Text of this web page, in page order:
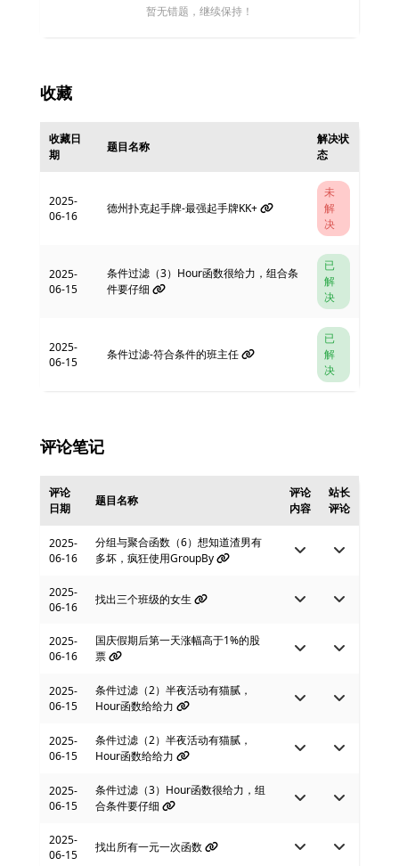
暂无错题，继续保持！
收藏
收藏日
期
题目名称
解决状
态
2025-
06-16
德州扑克起手牌-最强起手牌KK+
未
解
决
2025-
06-15
条件过滤（3）Hour函数很给力，组合条
件要仔细
已
解
决
2025-
06-15
条件过滤-符合条件的班主任
已
解
决
评论笔记
评论
日期
题目名称
评论
内容
站长
评论
2025-
06-16
分组与聚合函数（6）想知道渣男有
多坏，疯狂使用GroupBy
2025-
06-16
找出三个班级的女生
2025-
06-16
国庆假期后第一天涨幅高于1%的股
票
2025-
06-15
条件过滤（2）半夜活动有猫腻，
Hour函数给给力
2025-
06-15
条件过滤（2）半夜活动有猫腻，
Hour函数给给力
2025-
06-15
条件过滤（3）Hour函数很给力，组
合条件要仔细
2025-
06-15
找出所有一元一次函数